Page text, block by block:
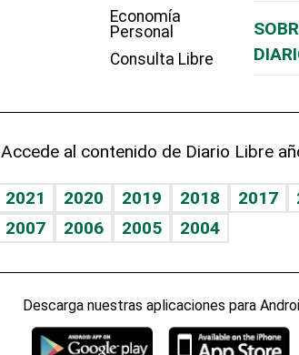
Economía
Personal
Consulta Libre
Accede al contenido de Diario Libre
2021 2020 2019 2018 2017
2007 2006 2005 2004
Descarga nuestras aplicaciones para